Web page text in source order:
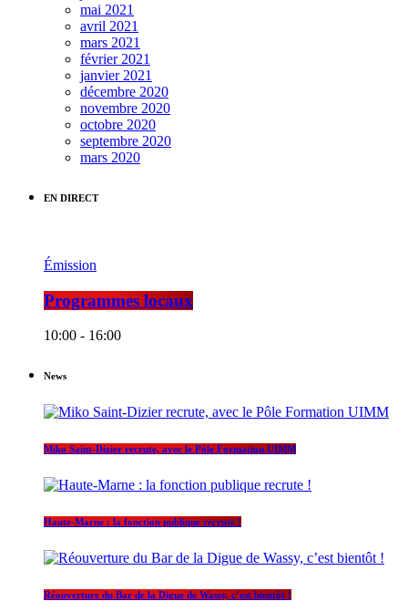
mai 2021
avril 2021
mars 2021
février 2021
janvier 2021
décembre 2020
novembre 2020
octobre 2020
septembre 2020
mars 2020
EN DIRECT
Émission
Programmes locaux
10:00 - 16:00
News
Miko Saint-Dizier recrute, avec le Pôle Formation UIMM
Haute-Marne : la fonction publique recrute !
Réouverture du Bar de la Digue de Wassy, c’est bientôt !